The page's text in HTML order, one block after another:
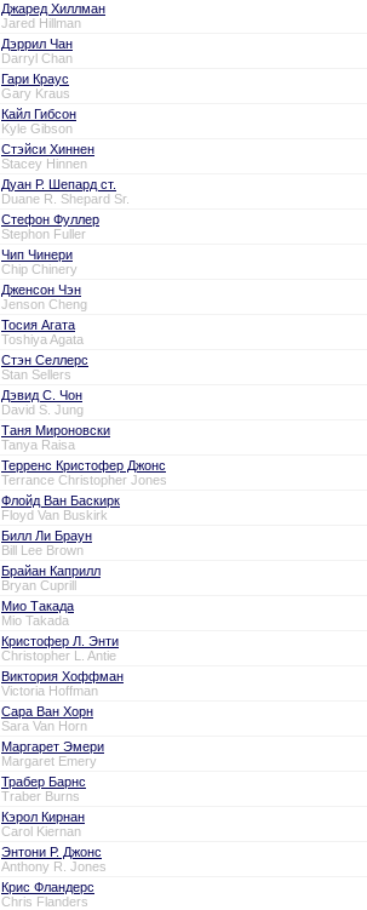
Джаред Хиллман
Jared Hillman
Дэррил Чан
Darryl Chan
Гари Краус
Gary Kraus
Кайл Гибсон
Kyle Gibson
Стэйси Хиннен
Stacey Hinnen
Дуан Р. Шепард ст.
Duane R. Shepard Sr.
Стефон Фуллер
Stephon Fuller
Чип Чинери
Chip Chinery
Дженсон Чэн
Jenson Cheng
Тосия Агата
Toshiya Agata
Стэн Селлерс
Stan Sellers
Дэвид С. Чон
David S. Jung
Таня Мироновски
Tanya Raisa
Терренс Кристофер Джонс
Terrance Christopher Jones
Флойд Ван Баскирк
Floyd Van Buskirk
Билл Ли Браун
Bill Lee Brown
Брайан Каприлл
Bryan Cuprill
Мио Такада
Mio Takada
Кристофер Л. Энти
Christopher L. Antie
Виктория Хоффман
Victoria Hoffman
Сара Ван Хорн
Sara Van Horn
Маргарет Эмери
Margaret Emery
Трабер Барнс
Traber Burns
Кэрол Кирнан
Carol Kiernan
Энтони Р. Джонс
Anthony R. Jones
Крис Фландерс
Chris Flanders